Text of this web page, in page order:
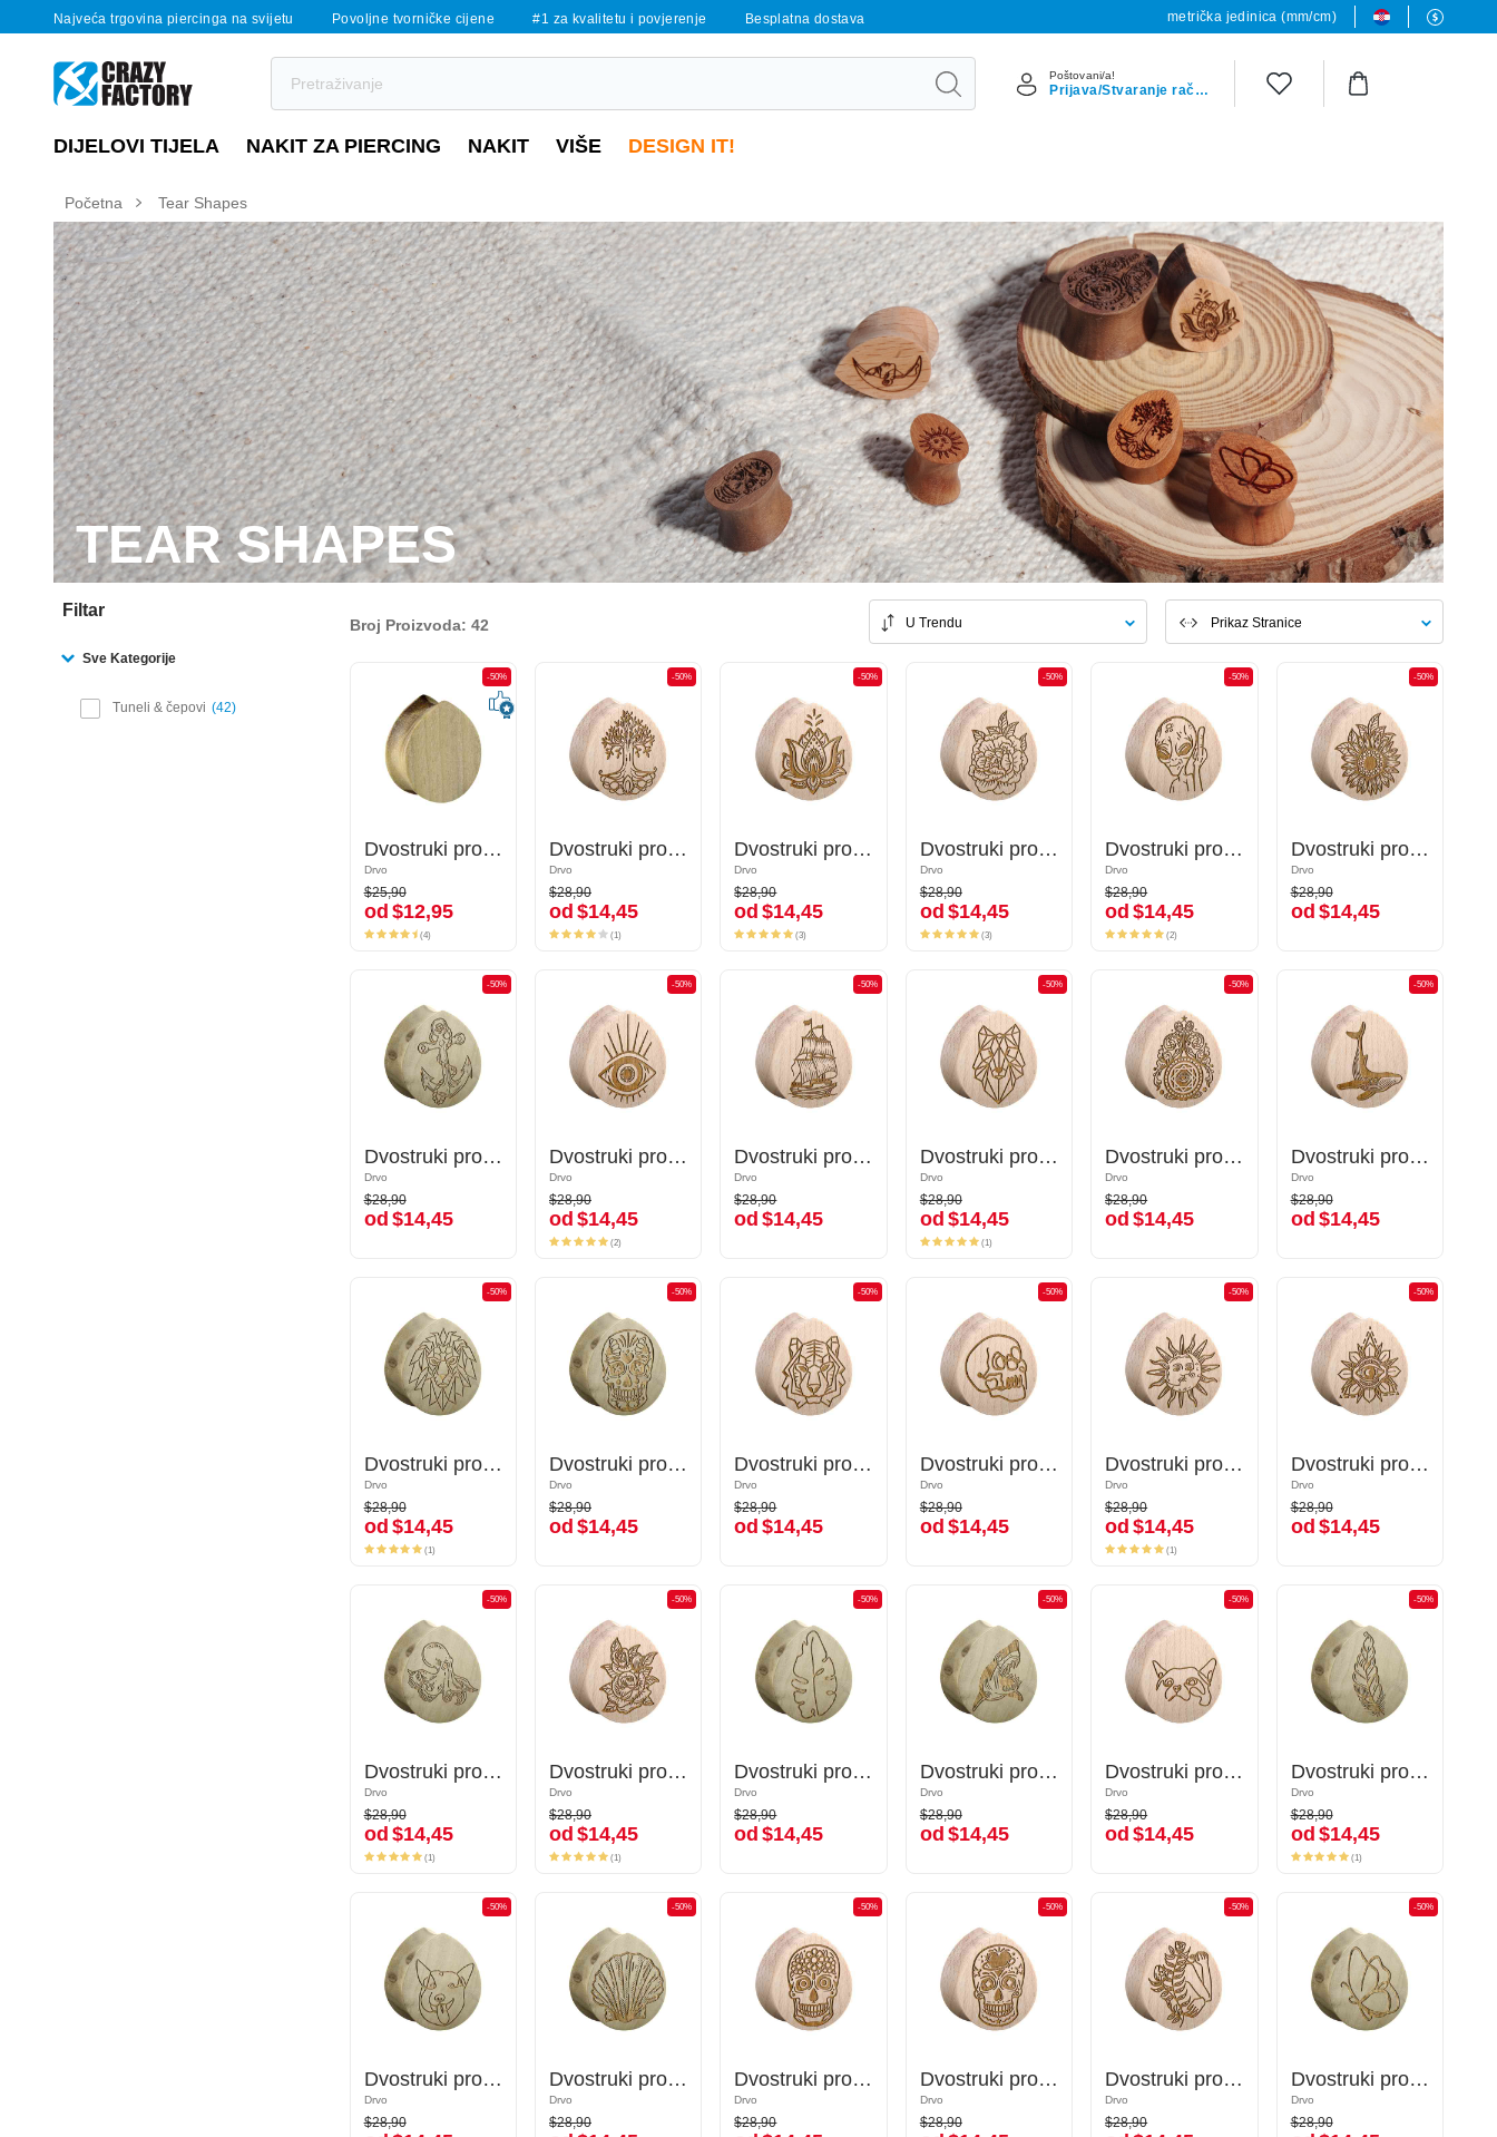
Najveća trgovina piercinga na svijetu Povoljne tvorničke cijene #1 za kvalitetu i povjerenje Besplatna dostava metrička jedinica (mm/cm)
Poštovani/a!
Prijava/Stvaranje računa
DIJELOVI TIJELA NAKIT ZA PIERCING NAKIT VIŠE DESIGN IT!
Početna Tear Shapes
TEAR SHAPES
Filtar
Sve Kategorije
Tuneli & čepovi 42
U Trendu Prikaz Stranice
Broj Proizvoda: 42
-50%
Dvostruki prošireni čepić u obliku suze (drvo)
Drvo
$25,90
od$12,95
-50%
Dvostruki prošireni čepić u obliku suze (drvo)
Drvo
$25,90
od $12,95
(4)
-50%
Dvostruki prošireni čepić u obliku suze (drvo) s laserskim graviranjem "drvo"
Drvo
$28,90
od$14,45
-50%
Dvostruki prošireni čepić u obliku suze (drvo) s laserskim graviranjem "drvo"
Drvo
$28,90
od $14,45
(1)
-50%
Dvostruki prošireni čepić u obliku suze (drvo) s laserskim graviranjem "lotosov cvijet"
Drvo
$28,90
od$14,45
-50%
Dvostruki prošireni čepić u obliku suze (drvo) s laserskim graviranjem "lotosov cvijet"
Drvo
$28,90
od $14,45
(3)
-50%
Dvostruki prošireni čepić u obliku suze (drvo) s cvjetnim dizajnom
Drvo
$28,90
od$14,45
-50%
Dvostruki prošireni čepić u obliku suze (drvo) s cvjetnim dizajnom
Drvo
$28,90
od $14,45
(3)
-50%
Dvostruki prošireni čepić u obliku suze (drvo) s laserskim graviranjem "vanzemaljac"
Drvo
$28,90
od$14,45
-50%
Dvostruki prošireni čepić u obliku suze (drvo) s laserskim graviranjem "vanzemaljac"
Drvo
$28,90
od $14,45
(2)
-50%
Dvostruki prošireni čepić u obliku suze (drvo) s laserskim graviranjem "suncokret"
Drvo
$28,90
od$14,45
-50%
Dvostruki prošireni čepić u obliku suze (drvo) s laserskim graviranjem "suncokret"
Drvo
$28,90
od $14,45
-50%
Dvostruki prošireni čepić u obliku suze (drvo) s laserskim graviranjem "sidro"
Drvo
$28,90
od$14,45
-50%
Dvostruki prošireni čepić u obliku suze (drvo) s laserskim graviranjem "sidro"
Drvo
$28,90
od $14,45
-50%
Dvostruki prošireni čepić u obliku suze (drvo) s laserskim graviranjem "oko"
Drvo
$28,90
od$14,45
-50%
Dvostruki prošireni čepić u obliku suze (drvo) s laserskim graviranjem "oko"
Drvo
$28,90
od $14,45
(2)
-50%
Dvostruki prošireni čepić u obliku suze (drvo) s laserskim graviranjem "brod"
Drvo
$28,90
od$14,45
-50%
Dvostruki prošireni čepić u obliku suze (drvo) s laserskim graviranjem "brod"
Drvo
$28,90
od $14,45
-50%
Dvostruki prošireni čepić u obliku suze (drvo) s laserskim graviranjem "vuk"
Drvo
$28,90
od$14,45
-50%
Dvostruki prošireni čepić u obliku suze (drvo) s laserskim graviranjem "vuk"
Drvo
$28,90
od $14,45
(1)
-50%
Dvostruki prošireni čepić u obliku suze (drvo) s laserskim graviranjem "oko"
Drvo
$28,90
od$14,45
-50%
Dvostruki prošireni čepić u obliku suze (drvo) s laserskim graviranjem "oko"
Drvo
$28,90
od $14,45
-50%
Dvostruki prošireni čepić u obliku suze (drvo) s laserskim graviranjem "grbavi kit"
Drvo
$28,90
od$14,45
-50%
Dvostruki prošireni čepić u obliku suze (drvo) s laserskim graviranjem "grbavi kit"
Drvo
$28,90
od $14,45
-50%
Dvostruki prošireni čepić u obliku suze (drvo) s laserskim graviranjem "lav"
Drvo
$28,90
od$14,45
-50%
Dvostruki prošireni čepić u obliku suze (drvo) s laserskim graviranjem "lav"
Drvo
$28,90
od $14,45
(1)
-50%
Dvostruki prošireni čepić u obliku suze (drvo) s dizajnom šećerne lubanje "Dia de Los Muertos"
Drvo
$28,90
od$14,45
-50%
Dvostruki prošireni čepić u obliku suze (drvo) s dizajnom šećerne lubanje "Dia de Los Muertos"
Drvo
$28,90
od $14,45
-50%
Dvostruki prošireni čepić u obliku suze (drvo) s laserskim graviranjem "lav"
Drvo
$28,90
od$14,45
-50%
Dvostruki prošireni čepić u obliku suze (drvo) s laserskim graviranjem "lav"
Drvo
$28,90
od $14,45
-50%
Dvostruki prošireni čepić u obliku suze (drvo) s laserskim graviranjem "lubanja"
Drvo
$28,90
od$14,45
-50%
Dvostruki prošireni čepić u obliku suze (drvo) s laserskim graviranjem "lubanja"
Drvo
$28,90
od $14,45
-50%
Dvostruki prošireni čepić u obliku suze (drvo) s laserskim graviranjem "sunce i mjesec"
Drvo
$28,90
od$14,45
-50%
Dvostruki prošireni čepić u obliku suze (drvo) s laserskim graviranjem "sunce i mjesec"
Drvo
$28,90
od $14,45
(1)
-50%
Dvostruki prošireni čepić u obliku suze (drvo) s laserskim graviranjem "Oko Providnosti"
Drvo
$28,90
od$14,45
-50%
Dvostruki prošireni čepić u obliku suze (drvo) s laserskim graviranjem "Oko Providnosti"
Drvo
$28,90
od $14,45
-50%
Dvostruki prošireni čepić u obliku suze (drvo) s laserskim graviranjem "hobotnica"
Drvo
$28,90
od$14,45
-50%
Dvostruki prošireni čepić u obliku suze (drvo) s laserskim graviranjem "hobotnica"
Drvo
$28,90
od $14,45
(1)
-50%
Dvostruki prošireni čepić u obliku suze (drvo) s laserskim graviranjem "ruže"
Drvo
$28,90
od$14,45
-50%
Dvostruki prošireni čepić u obliku suze (drvo) s laserskim graviranjem "ruže"
Drvo
$28,90
od $14,45
(1)
-50%
Dvostruki prošireni čepić u obliku suze (drvo) s laserskim graviranjem "list"
Drvo
$28,90
od$14,45
-50%
Dvostruki prošireni čepić u obliku suze (drvo) s laserskim graviranjem "list"
Drvo
$28,90
od $14,45
-50%
Dvostruki prošireni čepić u obliku suze (drvo) s laserskim graviranjem "morski pas"
Drvo
$28,90
od$14,45
-50%
Dvostruki prošireni čepić u obliku suze (drvo) s laserskim graviranjem "morski pas"
Drvo
$28,90
od $14,45
-50%
Dvostruki prošireni čepić u obliku suze (drvo) s laserskim graviranjem "pas"
Drvo
$28,90
od$14,45
-50%
Dvostruki prošireni čepić u obliku suze (drvo) s laserskim graviranjem "pas"
Drvo
$28,90
od $14,45
-50%
Dvostruki prošireni čepić u obliku suze (drvo) s laserskim graviranjem "pero"
Drvo
$28,90
od$14,45
-50%
Dvostruki prošireni čepić u obliku suze (drvo) s laserskim graviranjem "pero"
Drvo
$28,90
od $14,45
(1)
-50%
Dvostruki prošireni čepić u obliku suze (drvo) s laserskim graviranjem "pas"
Drvo
$28,90
od$14,45
-50%
Dvostruki prošireni čepić u obliku suze (drvo) s laserskim graviranjem "pas"
Drvo
$28,90
-50%
Dvostruki prošireni čepić u obliku suze (drvo) s laserskim graviranjem "školjka"
Drvo
$28,90
od$14,45
-50%
Dvostruki prošireni čepić u obliku suze (drvo) s laserskim graviranjem "školjka"
Drvo
$28,90
-50%
Dvostruki prošireni čepić u obliku suze (drvo) s dizajnom šećerne lubanje "Dia de Los Muertos"
Drvo
$28,90
od$14,45
-50%
Dvostruki prošireni čepić u obliku suze (drvo) s dizajnom šećerne lubanje "Dia de Los Muertos"
Drvo
$28,90
-50%
Dvostruki prošireni čepić u obliku suze (drvo) s dizajnom šećerne lubanje "Dia de Los Muertos"
Drvo
$28,90
od$14,45
-50%
Dvostruki prošireni čepić u obliku suze (drvo) s dizajnom šećerne lubanje "Dia de Los Muertos"
Drvo
$28,90
-50%
Dvostruki prošireni čepić u obliku suze (drvo) s laserskim graviranjem "cvijeće"
Drvo
$28,90
od$14,45
-50%
Dvostruki prošireni čepić u obliku suze (drvo) s laserskim graviranjem "cvijeće"
Drvo
$28,90
-50%
Dvostruki prošireni čepić u obliku suze (drvo) s laserskim graviranjem "leptir"
Drvo
$28,90
od$14,45
-50%
Dvostruki prošireni čepić u obliku suze (drvo) s laserskim graviranjem "leptir"
Drvo
$28,90